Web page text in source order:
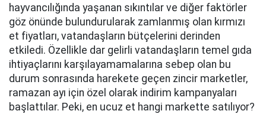
hayvancılığında yaşanan sıkıntılar ve diğer faktörler
göz önünde bulundurularak zamlanmış olan kırmızı
et fiyatları, vatandaşların bütçelerini derinden
etkiledi. Özellikle dar gelirli vatandaşların temel gıda
ihtiyaçlarını karşılayamamalarına sebep olan bu
durum sonrasında harekete geçen zincir marketler,
ramazan ayı için özel olarak indirim kampanyaları
başlattılar. Peki, en ucuz et hangi markette satılıyor?